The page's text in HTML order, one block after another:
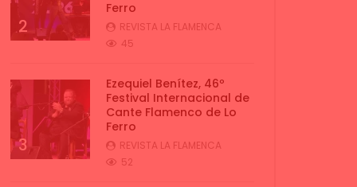
2
Ferro
REVISTA LA FLAMENCA
45
3
Ezequiel Benítez, 46º
Festival Internacional de
Cante Flamenco de Lo
Ferro
REVISTA LA FLAMENCA
52